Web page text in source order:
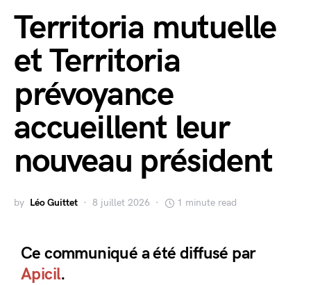
Territoria mutuelle
et Territoria
prévoyance
accueillent leur
nouveau président
by Léo Guittet 8 juillet 2026 1 minute read
Ce communiqué a été diffusé par
Apicil.